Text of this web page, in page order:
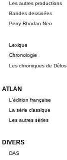
Les autres productions
Bandes dessinées
Perry Rhodan Neo
Lexique
Chronologie
Les chroniques de Délos
ATLAN
L'édition française
La série classique
Les autres séries
DIVERS
DAS